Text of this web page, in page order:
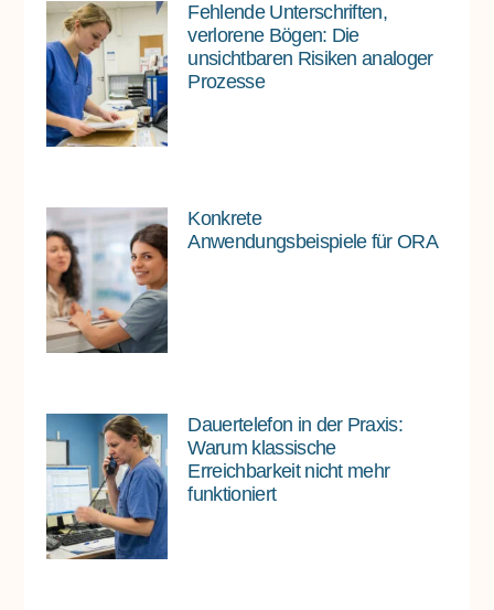
Fehlende Unterschriften,
verlorene Bögen: Die
unsichtbaren Risiken analoger
Prozesse
Konkrete
Anwendungsbeispiele für ORA
Dauertelefon in der Praxis:
Warum klassische
Erreichbarkeit nicht mehr
funktioniert